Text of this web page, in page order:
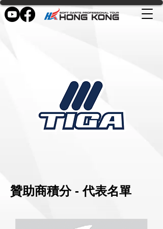
贊助商積分 - 代表名單